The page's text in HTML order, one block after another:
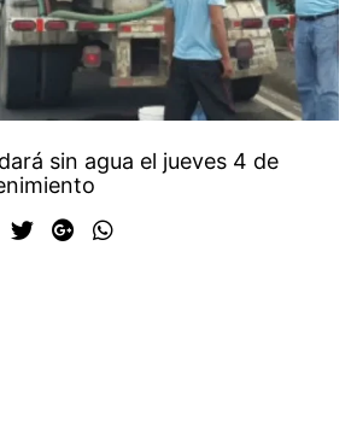
sin agua el jueves 4 de